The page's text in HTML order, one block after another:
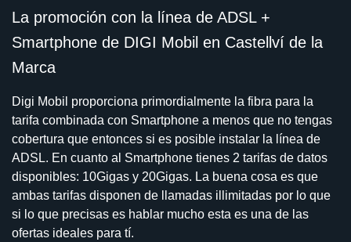
La promoción con la línea de ADSL +
Smartphone de DIGI Mobil en Castellví de la
Marca
Digi Mobil proporciona primordialmente la fibra para la
tarifa combinada con Smartphone a menos que no tengas
cobertura que entonces si es posible instalar la línea de
ADSL. En cuanto al Smartphone tienes 2 tarifas de datos
disponibles: 10Gigas y 20Gigas. La buena cosa es que
ambas tarifas disponen de llamadas illimitadas por lo que
si lo que precisas es hablar mucho esta es una de las
ofertas ideales para tí.